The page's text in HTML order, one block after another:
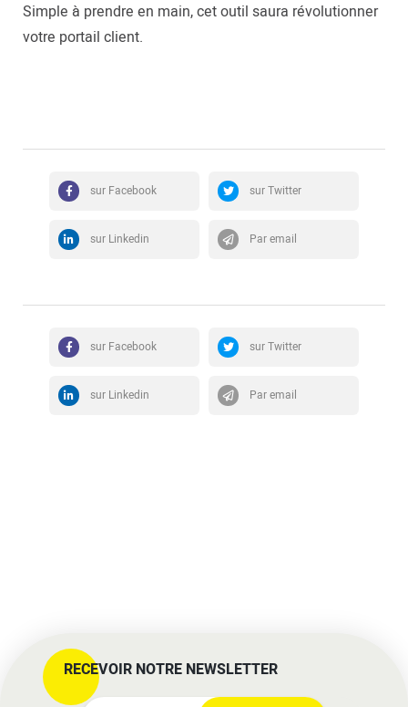
Simple à prendre en main, cet outil saura révolutionner
votre portail client.
sur Facebook sur Twitter
sur Linkedin Par email
sur Facebook sur Twitter
sur Linkedin Par email
RECEVOIR NOTRE NEWSLETTER